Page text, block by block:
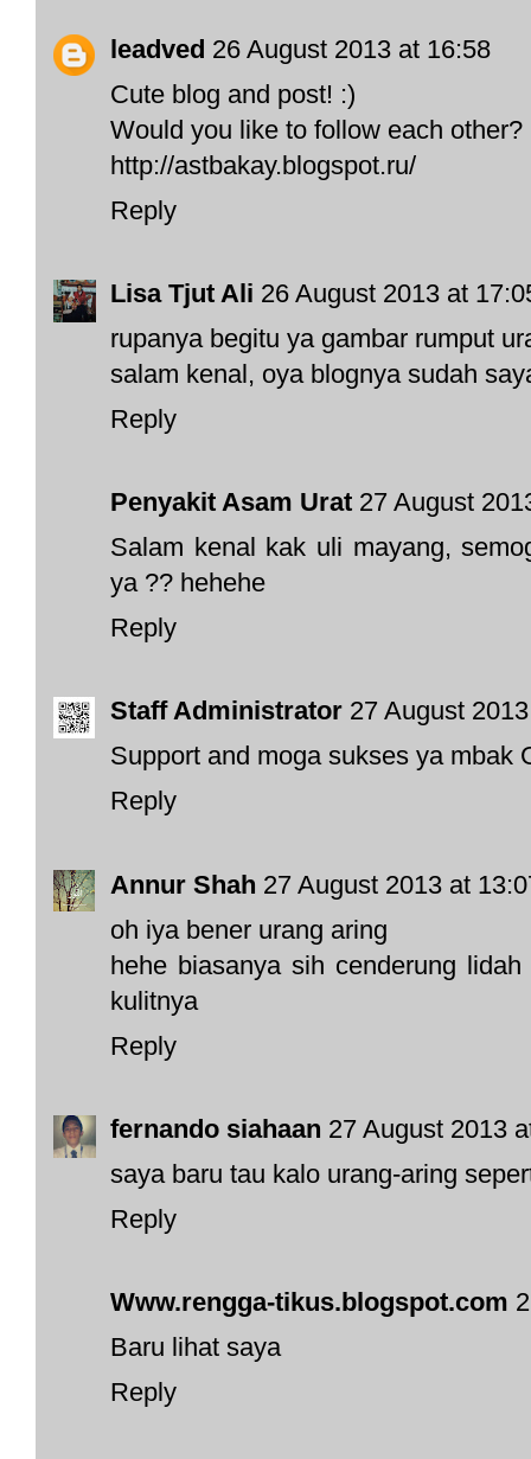
leadved 26 August 2013 at 16:58
Cute blog and post! :)
Would you like to follow each other?
http://astbakay.blogspot.ru/
Reply
Lisa Tjut Ali 26 August 2013 at
rupanya begitu ya gambar rumput
salam kenal, oya blognya sudah
Reply
Penyakit Asam Urat 27 August
Salam kenal kak uli mayang,
ya ?? hehehe
Reply
Staff Administrator 27 August
Support and moga sukses ya mbak
Reply
Annur Shah 27 August 2013 at
oh iya bener urang aring
hehe biasanya sih cenderung
kulitnya
Reply
fernando siahaan 27 August 2013
saya baru tau kalo urang-aring
Reply
Www.rengga-tikus.blogspot.com
Baru lihat saya
Reply